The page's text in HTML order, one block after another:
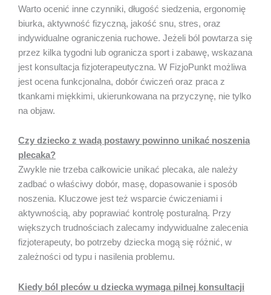
Warto ocenić inne czynniki, długość siedzenia, ergonomię
biurka, aktywność fizyczną, jakość snu, stres, oraz
indywidualne ograniczenia ruchowe. Jeżeli ból powtarza się
przez kilka tygodni lub ogranicza sport i zabawę, wskazana
jest konsultacja fizjoterapeutyczna. W FizjoPunkt możliwa
jest ocena funkcjonalna, dobór ćwiczeń oraz praca z
tkankami miękkimi, ukierunkowana na przyczynę, nie tylko
na objaw.
Czy dziecko z wadą postawy powinno unikać noszenia
plecaka?
Zwykle nie trzeba całkowicie unikać plecaka, ale należy
zadbać o właściwy dobór, masę, dopasowanie i sposób
noszenia. Kluczowe jest też wsparcie ćwiczeniami i
aktywnością, aby poprawiać kontrolę posturalną. Przy
większych trudnościach zalecamy indywidualne zalecenia
fizjoterapeuty, bo potrzeby dziecka mogą się różnić, w
zależności od typu i nasilenia problemu.
Kiedy ból pleców u dziecka wymaga pilnej konsultacji